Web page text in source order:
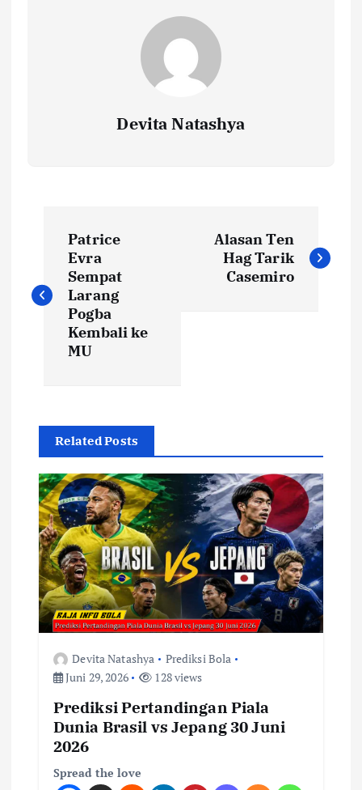
Devita Natashya
v
a
s
p
o
s
Patrice
Evra
Sempat
Larang
Pogba
Kembali ke
MU
Alasan Ten
Hag Tarik
Casemiro
Related Posts
Devita Natashya
Prediksi Bola
Juni 29, 2026
128 views
Prediksi Pertandingan Piala
Dunia Brasil vs Jepang 30 Juni
2026
Spread the love